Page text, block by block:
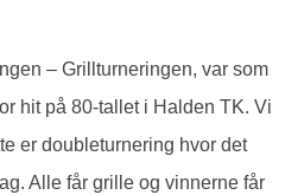
– Grillturneringen, var som
hit på 80-tallet i Halden TK. Vi
er doubleturnering hvor det
Alle får grille og vinnerne får